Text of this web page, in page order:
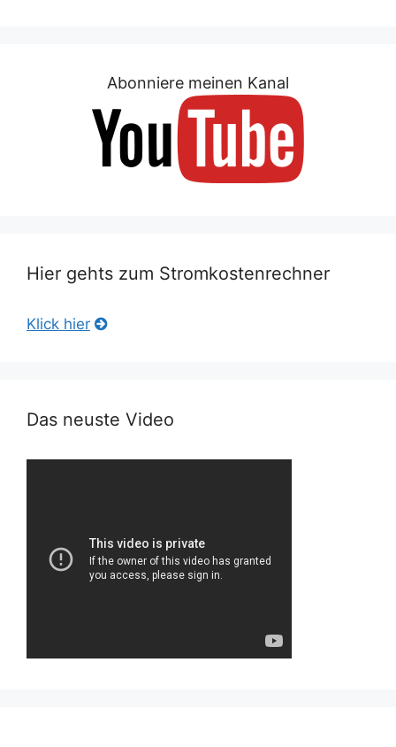
Abonniere meinen Kanal
Hier gehts zum Stromkostenrechner
Klick hier
Das neuste Video